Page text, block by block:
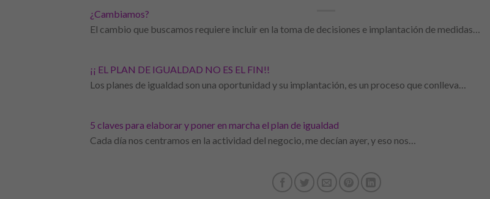
¿Cambiamos?
El cambio que buscamos requiere incluir en la toma de decisiones e implantación de medidas…
¡¡ EL PLAN DE IGUALDAD NO ES EL FIN!!
Los planes de igualdad son una oportunidad y su implantación, es un proceso que conlleva…
5 claves para elaborar y poner en marcha el plan de igualdad
Cada día nos centramos en la actividad del negocio, me decían ayer, y eso nos…